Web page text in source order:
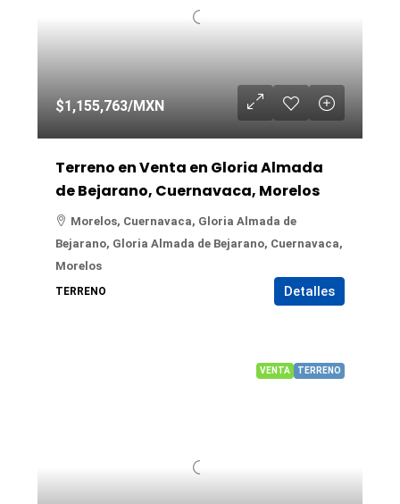
$1,155,763/MXN
Terreno en Venta en Gloria Almada
de Bejarano, Cuernavaca, Morelos
Morelos, Cuernavaca, Gloria Almada de
Bejarano, Gloria Almada de Bejarano, Cuernavaca,
Morelos
TERRENO Detalles
VENTA TERRENO